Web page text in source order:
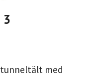
3
med